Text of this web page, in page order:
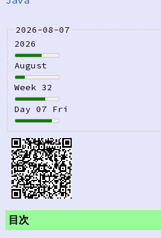
2026-08-07
2026
August
Week 32
Day 07 Fri
目次